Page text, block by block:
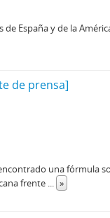
España y de la
de prensa]
una fórmula
frente ... »